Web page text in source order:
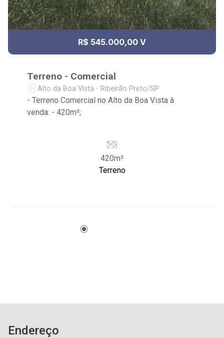
R$ 545.000,00 V
Terreno - Comercial
Alto da Boa Vista - Ribeirão Preto/SP
- Terreno Comercial no Alto da Boa Vista à
venda: - 420m²;
420m²
Terreno
Endereço